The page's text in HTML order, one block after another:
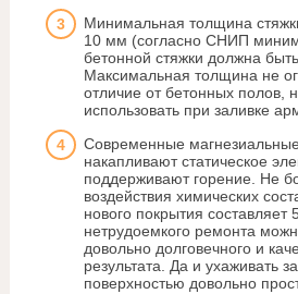
Минимальная толщина
10 мм (согласно СНИП
бетонной стяжки должна
Максимальная толщина не
отличие от бетонных полов,
использовать при заливке
Современные
накапливают статическое
поддерживают горение. Не
воздействия химических
нового покрытия
нетрудоемкого ремонта
довольно долговечного и
результата. Да и ухаживать
поверхностью довольно